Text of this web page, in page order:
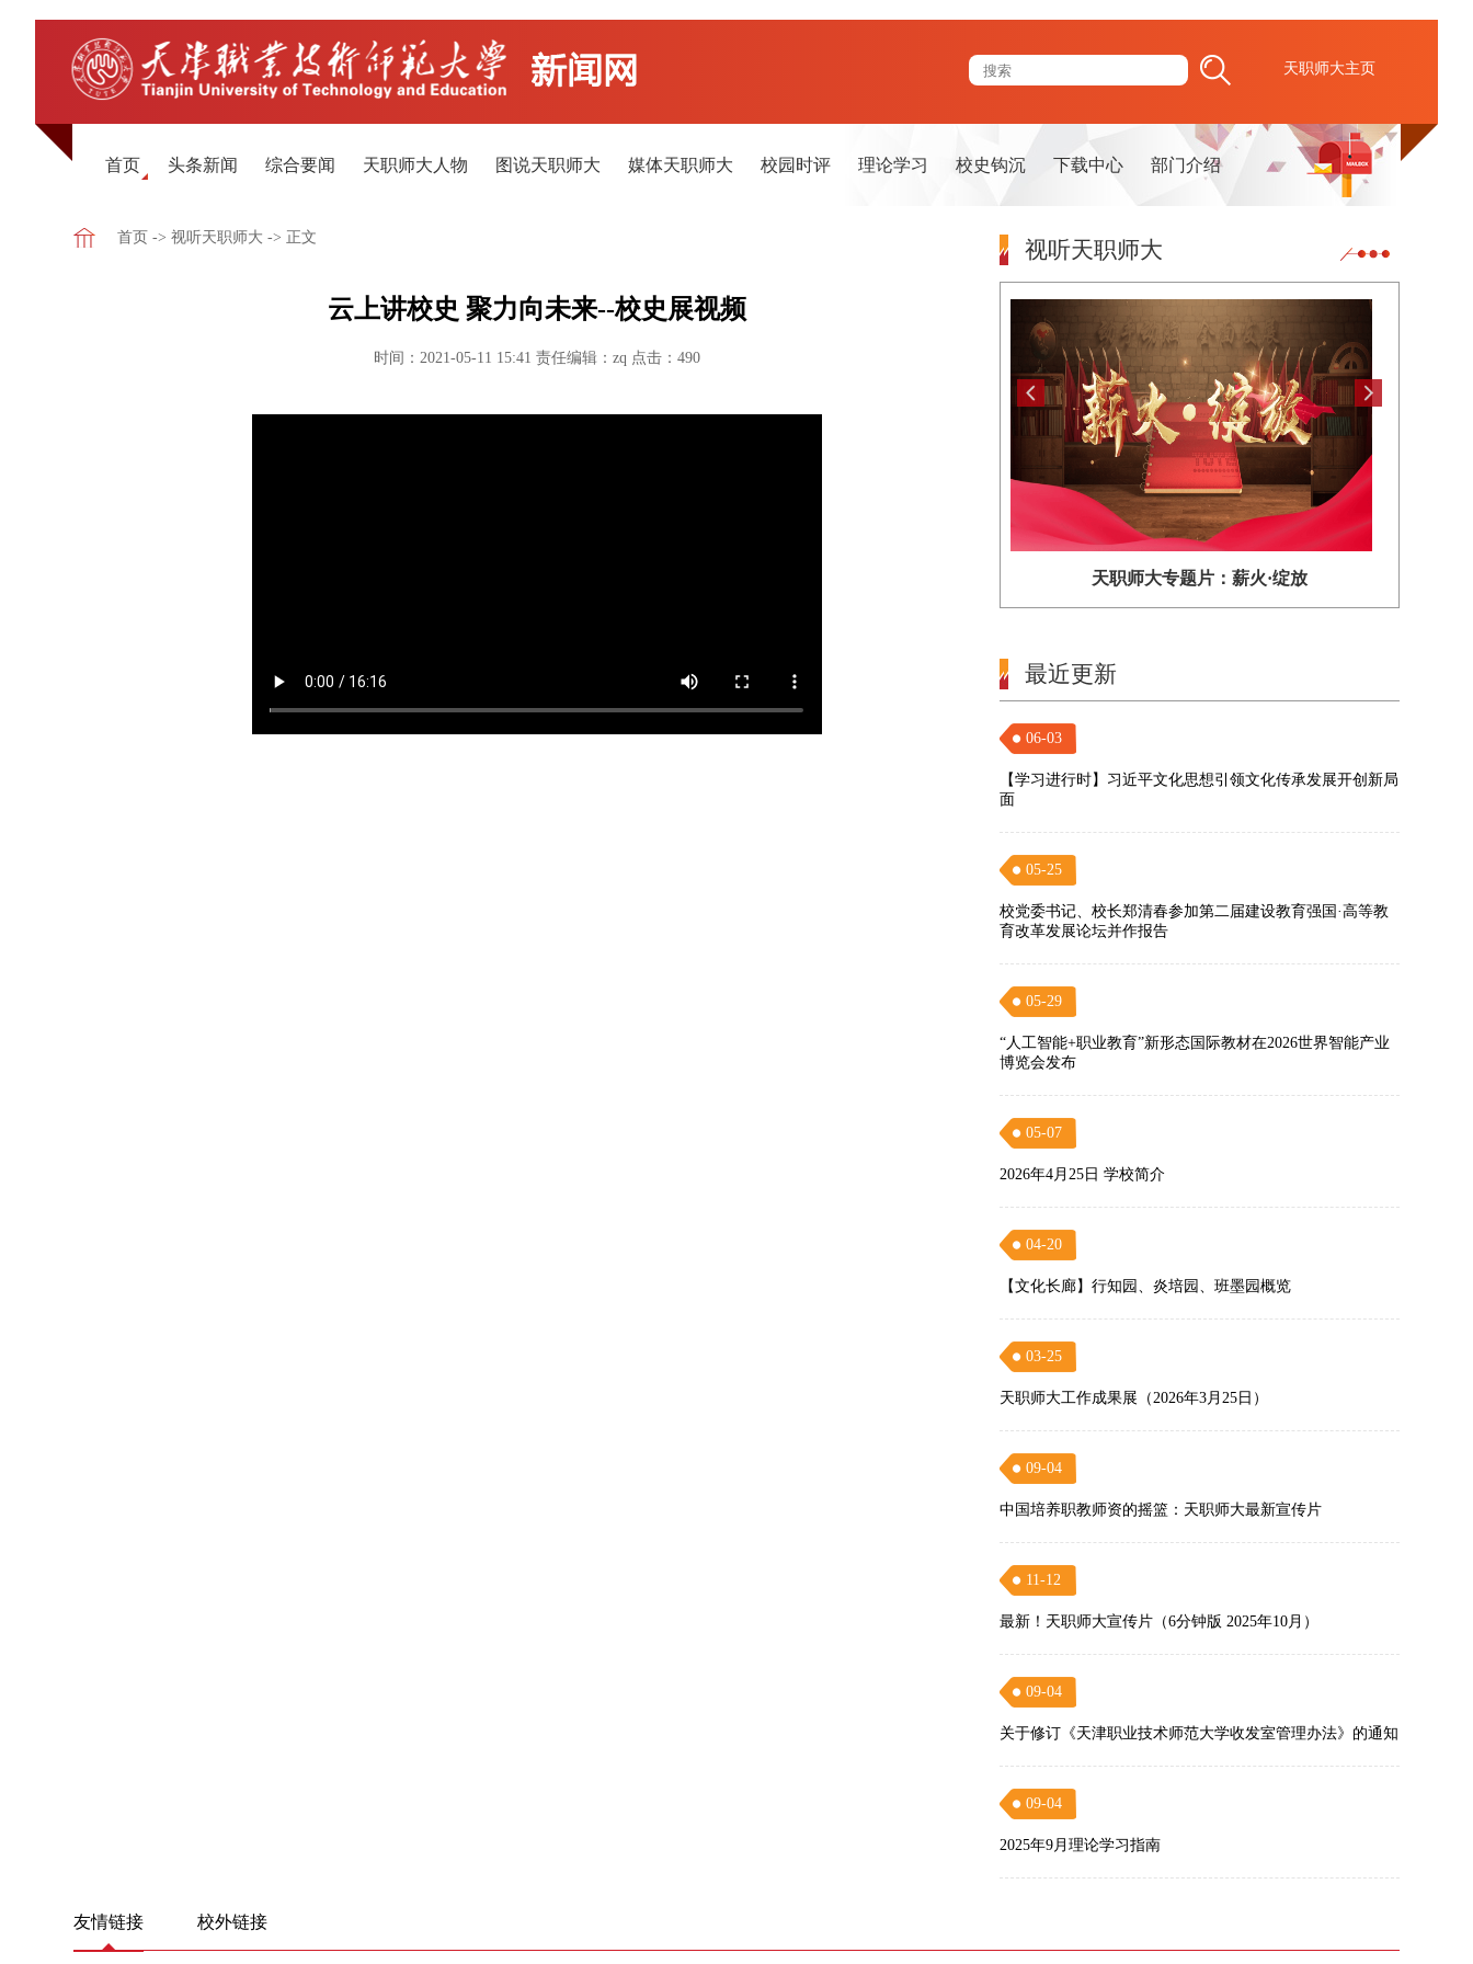
天职师大主页
首页 头条新闻 综合要闻 天职师大人物 图说天职师大 媒体天职师大 校园时评 理论学习 校史钩沉 下载中心 部门介绍
首页 -> 视听天职师大 -> 正文
云上讲校史 聚力向未来--校史展视频
时间：2021-05-11 15:41 责任编辑：zq 点击： 490
视听天职师大
天职师大专题片：薪火·绽放
最近更新
06-03
【学习进行时】习近平文化思想引领文化传承发展开创新局
面
05-25
校党委书记、校长郑清春参加第二届建设教育强国·高等教
育改革发展论坛并作报告
05-29
“人工智能+职业教育”新形态国际教材在2026世界智能产业
博览会发布
05-07
2026年4月25日 学校简介
04-20
【文化长廊】行知园、炎培园、班墨园概览
03-25
天职师大工作成果展（2026年3月25日）
09-04
中国培养职教师资的摇篮：天职师大最新宣传片
11-12
最新！天职师大宣传片（6分钟版 2025年10月）
09-04
关于修订《天津职业技术师范大学收发室管理办法》的通知
09-04
2025年9月理论学习指南
友情链接 校外链接